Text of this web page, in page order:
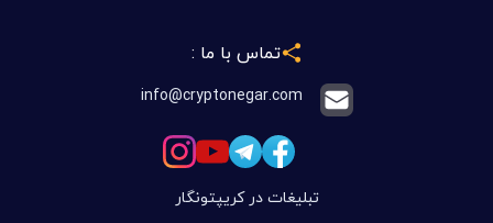
تماس با ما :
info@cryptonegar.com
تبلیغات در کریپتونگار